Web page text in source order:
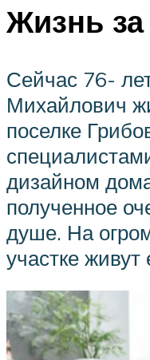
Жизнь
Сейчас 76-
Михайлович
поселке
дизайном
полученное
душе. На
участке